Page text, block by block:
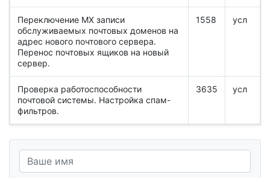
Переключение MX записи
обслуживаемых почтовых доменов на
адрес нового почтового сервера.
Перенос почтовых ящиков на новый
сервер.
1558 усл
Проверка работоспособности
почтовой системы. Настройка спам-
фильтров.
3635 усл